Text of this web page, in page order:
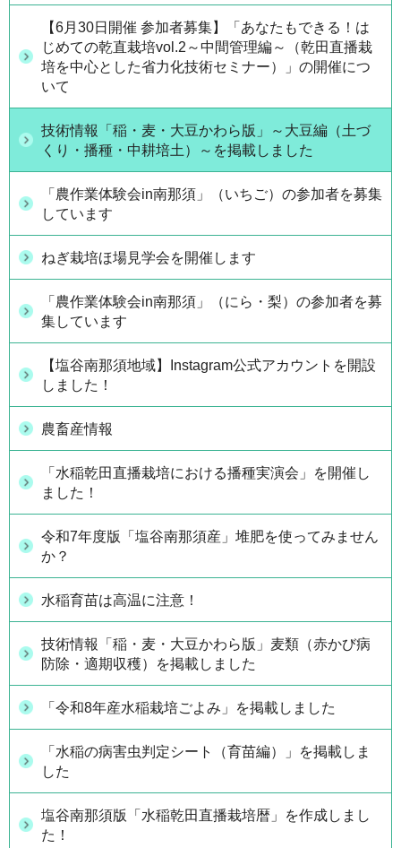
【6月30日開催 参加者募集】「あなたもできる！は
じめての乾直栽培vol.2～中間管理編～（乾田直播栽
培を中心とした省力化技術セミナー）」の開催につ
いて
技術情報「稲・麦・大豆かわら版」～大豆編（土づ
くり・播種・中耕培土）～を掲載しました
「農作業体験会in南那須」（いちご）の参加者を募集
しています
ねぎ栽培ほ場見学会を開催します
「農作業体験会in南那須」（にら・梨）の参加者を募
集しています
【塩谷南那須地域】Instagram公式アカウントを開設
しました！
農畜産情報
「水稲乾田直播栽培における播種実演会」を開催し
ました！
令和7年度版「塩谷南那須産」堆肥を使ってみません
か？
水稲育苗は高温に注意！
技術情報「稲・麦・大豆かわら版」麦類（赤かび病
防除・適期収穫）を掲載しました
「令和8年産水稲栽培ごよみ」を掲載しました
「水稲の病害虫判定シート（育苗編）」を掲載しま
した
塩谷南那須版「水稲乾田直播栽培暦」を作成しまし
た！